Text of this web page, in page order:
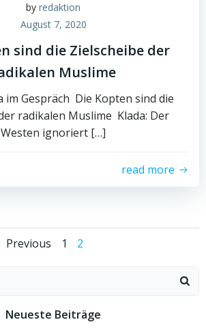
by redaktion
August 7, 2020
sind die Zielscheibe der
Muslime
im Gespräch Die Kopten sind die
radikalen Muslime Klada: Der
Westen ignoriert […]
read more
Posts
Previous
Posts
navigation
Page
1 Page
2
Neueste Beiträge